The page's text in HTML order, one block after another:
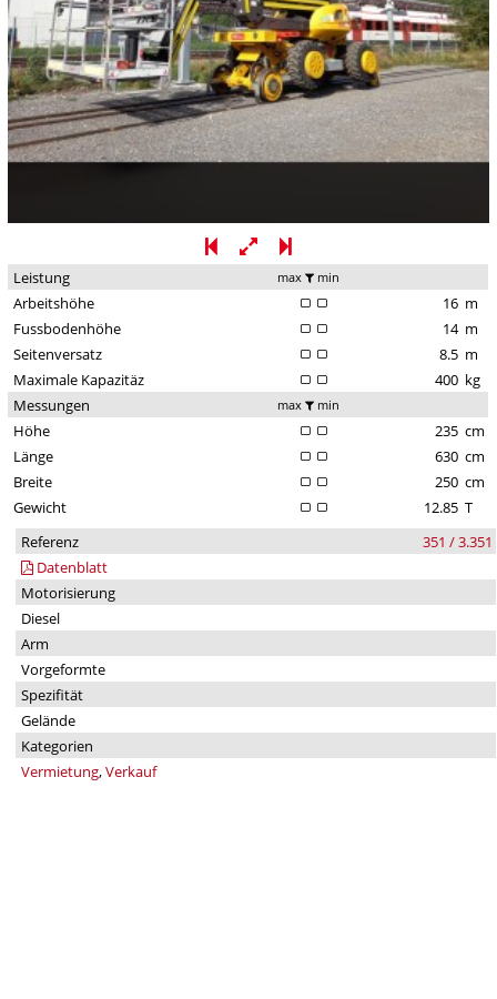
Leistung max min
Arbeitshöhe 16 m
Fussbodenhöhe
14 m
Seitenversatz
8.5 m
Maximale Kapazitäz
400 kg
Messungen
max min
Höhe 235 cm
Länge
630 cm
Breite
250 cm
Gewicht
12.85 T
Referenz
351 / 3.351
Datenblatt
Motorisierung
Diesel
Arm
Vorgeformte
Spezifität
Gelände
Kategorien
Vermietung,Verkauf